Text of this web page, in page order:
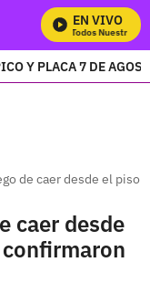
EN VIVO
Mira Todos Nuestros
Y PLACA 7 DE
de caer desde el
caer desde